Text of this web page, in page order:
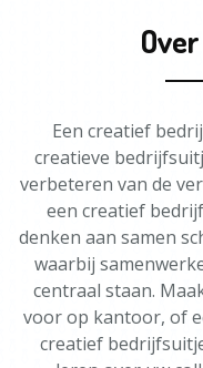
Een creatief
creatieve
verbeteren van de
een creatief
denken aan samen
waarbij
centraal staan.
voor op kantoor, of
creatief